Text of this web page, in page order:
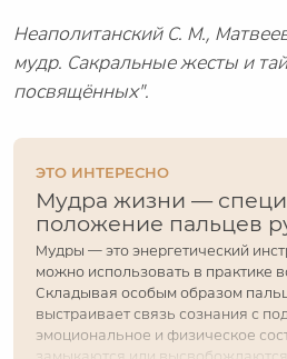
Неаполитанский С. М.,
мудр. Сакральные жесты и
посвящённых".
ЭТО ИНТЕРЕСНО
Мудра жизни —
положение пальцев
Мудры — это энергетический
можно использовать в практике
Складывая особым образом
выстраивает связь сознания с
эмоциональное и физическое